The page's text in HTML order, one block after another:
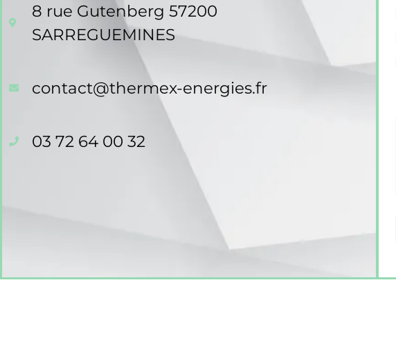
8 rue Gutenberg 57200
SARREGUEMINES
contact@thermex-energies.fr
03 72 64 00 32